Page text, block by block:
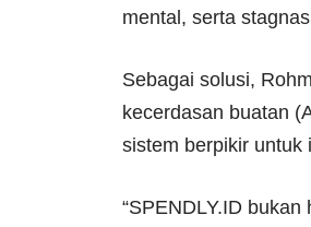
mental, serta
Sebagai solusi,
kecerdasan buatan
sistem berpikir untuk
“SPENDLY.ID